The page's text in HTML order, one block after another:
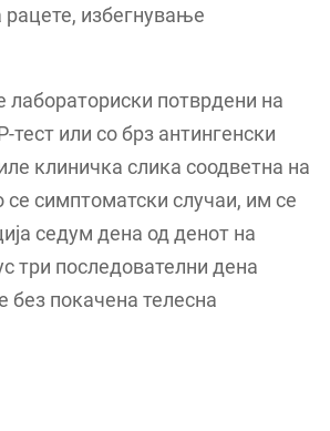
рацете, избегнување
лабораториски потврдени на
или со брз антингенски
клиничка слика соодветна на
се симптоматски случаи, им се
седум дена од денот на
три последователни дена
без покачена телесна